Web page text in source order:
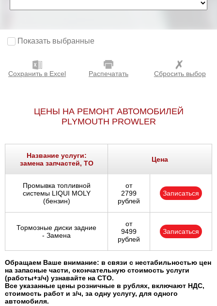
Орёл
Петрозаводск
Самара
Санкт-Петербург
Саратов
Сургут
Тольятти
Показать выбранные
Сохранить в Excel Распечатать Сбросить выбор
ЦЕНЫ НА РЕМОНТ АВТОМОБИЛЕЙ
PLYMOUTH PROWLER
Название услуги:
замена запчастей, ТО
Цена
Промывка топливной
системы LIQUI MOLY
(бензин)
от
2799
рублей
Записаться
Тормозные диски задние
- Замена
от
9499
рублей
Записаться
Обращаем Ваше внимание: в связи с нестабильностью цен
на запасные части, окончательную стоимость услуги
(работы+з/ч) узнавайте на СТО.
Все указанные цены розничные в рублях, включают НДС,
стоимость работ и з/ч, за одну услугу, для одного
автомобиля.